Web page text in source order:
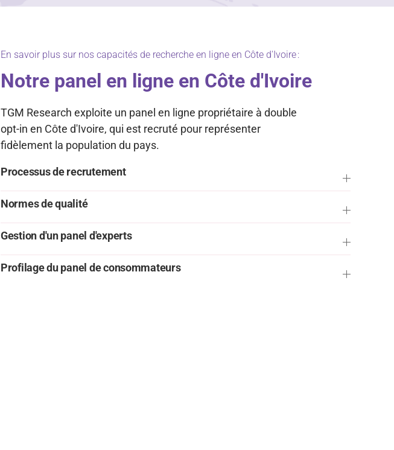
En savoir plus sur nos capacités de recherche en ligne en Côte d'Ivoire :
Notre panel en ligne en Côte d'Ivoire
TGM Research exploite un panel en ligne propriétaire à double
opt-in en Côte d'Ivoire, qui est recruté pour représenter
fidèlement la population du pays.
Processus de recrutement
Normes de qualité
Gestion d'un panel d'experts
Profilage du panel de consommateurs